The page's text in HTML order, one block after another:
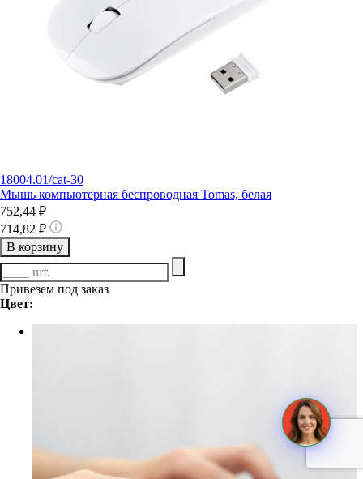
18004.01/cat-30
Мышь компьютерная беспроводная Tomas, белая
752,44 ₽
714,82 ₽
В корзину
Привезем под заказ
Цвет: